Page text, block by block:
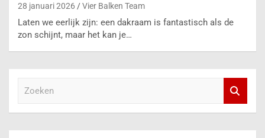
28 januari 2026 Vier Balken Team
Laten we eerlijk zijn: een dakraam is fantastisch als de
zon schijnt, maar het kan je…